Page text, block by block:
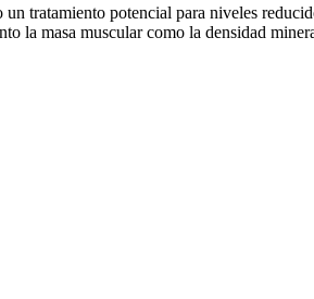
tratamiento potencial para niveles
la masa muscular como la densidad